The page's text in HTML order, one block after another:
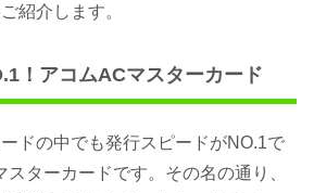
紹介します。
！アコムACマスターカード
ドの中でも発行スピードがNO.1で
ターカードです。その名の通り、